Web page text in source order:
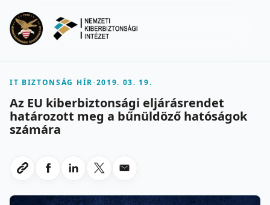
IT BIZTONSÁG HÍR-2019. 03. 19.
Az EU kiberbiztonsági eljárásrendet
határozott meg a bűnüldöző hatóságok
számára
Link masolasa
Megosztas Facebookon
Megosztas LinkedInen
Megosztas X-en
Megosztas emailben